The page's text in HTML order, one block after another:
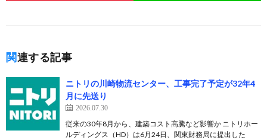
関連する記事
ニトリの川崎物流センター、工事完了予定が32年4
月に先送り
2026.07.30
従来の30年8月から、建築コスト高騰など影響か ニトリホー
ルディングス（HD）は6月24日、関東財務局に提出した